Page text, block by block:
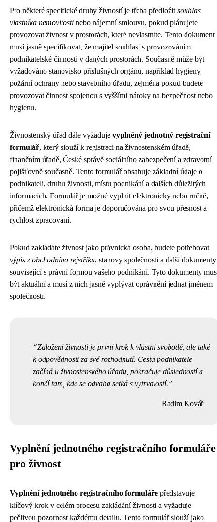
Pro některé specifické druhy živností je třeba předložit souhlas
vlastníka nemovitosti nebo nájemní smlouvu, pokud plánujete
provozovat živnost v prostorách, které nevlastníte. Tento dokument
musí jasně specifikovat, že majitel souhlasí s provozováním
podnikatelské činnosti v daných prostorách. Současně může být
vyžadováno stanovisko příslušných orgánů, například hygieny,
požární ochrany nebo stavebního úřadu, zejména pokud budete
provozovat činnost spojenou s vyššími nároky na bezpečnost nebo
hygienu.
Živnostenský úřad dále vyžaduje vyplněný jednotný registrační
formulář, který slouží k registraci na živnostenském úřadě,
finančním úřadě, České správě sociálního zabezpečení a zdravotní
pojišťovně současně. Tento formulář obsahuje základní údaje o
podnikateli, druhu živnosti, místu podnikání a dalších důležitých
informacích. Formulář je možné vyplnit elektronicky nebo ručně,
přičemž elektronická forma je doporučována pro svou přesnost a
rychlost zpracování.
Pokud zakládáte živnost jako právnická osoba, budete potřebovat
výpis z obchodního rejstříku, stanovy společnosti a další dokumenty
související s právní formou vašeho podnikání. Tyto dokumenty
být aktuální a musí z nich jasně vyplývat oprávnění jednat jménem
společnosti.
Založení živnosti je první krok k vlastní svobodě, ale také
k odpovědnosti za své rozhodnutí. Cesta podnikatele
začíná u živnostenského úřadu, pokračuje důsledností a
končí tam, kde se odvaha setká s vytrvalostí.
Radim Kovář
Vyplnění jednotného registračního formuláře
pro živnost
Vyplnění jednotného registračního formuláře představuje
klíčový krok v celém procesu zakládání živnosti a vyžaduje
pečlivou pozornost každému detailu. Tento formulář slouží jako